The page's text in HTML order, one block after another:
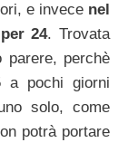
e invece nel
24. Trovata
parere, perchè
a pochi giorni
solo, come
potrà portare